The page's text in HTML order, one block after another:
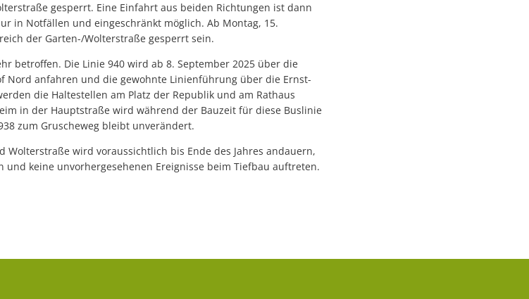
gesperrt. Eine Einfahrt aus beiden Richtungen ist dann
in Notfällen und eingeschränkt möglich. Ab Montag, 15.
der Garten-/Wolterstraße gesperrt sein.
betroffen. Die Linie 940 wird ab 8. September 2025 über die
Nord anfahren und die gewohnte Linienführung über die Ernst-
die Haltestellen am Platz der Republik und am Rathaus
in der Hauptstraße wird während der Bauzeit für diese Buslinie
zum Gruscheweg bleibt unverändert.
Wolterstraße wird voraussichtlich bis Ende des Jahres andauern,
keine unvorhergesehenen Ereignisse beim Tiefbau auftreten.